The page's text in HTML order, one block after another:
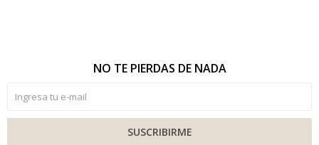
NO TE PIERDAS DE NADA
SUSCRIBIRME